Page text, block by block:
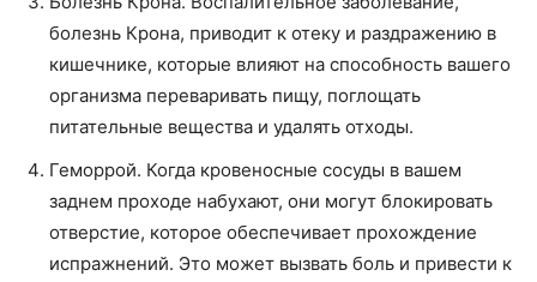
болезнь Крона, приводит к отеку и раздражению в
кишечнике, которые влияют на способность вашего
организма переваривать пищу, поглощать
питательные вещества и удалять отходы.
Геморрой. Когда кровеносные сосуды в вашем
заднем проходе набухают, они могут блокировать
отверстие, которое обеспечивает прохождение
испражнений. Это может вызвать боль и привести к